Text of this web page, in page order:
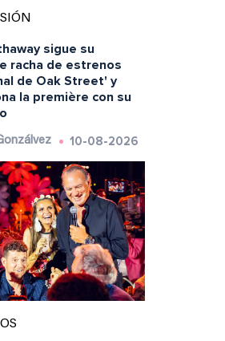
sigue su
racha de estrenos
de Oak Street' y
la première con su
10-08-2026